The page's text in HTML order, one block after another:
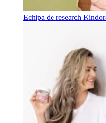
Echipa de research